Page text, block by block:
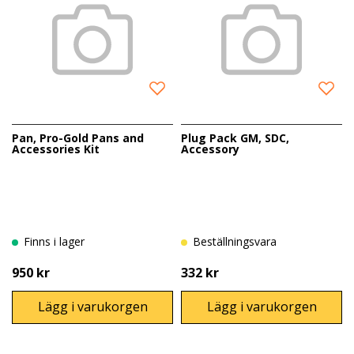
Pan, Pro-Gold Pans and
Accessories Kit
Finns i lager
950 kr
Lägg i varukorgen
Plug Pack GM, SDC,
Accessory
Beställningsvara
332 kr
Lägg i varukorgen